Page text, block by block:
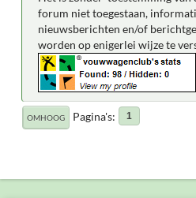
forum niet toegestaan,
nieuwsberichten en/of
worden op enigerlei wijze te
OMHOOG Pagina's 1